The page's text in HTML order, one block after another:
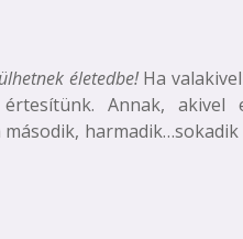
életedbe!Ha
Annak, akivel